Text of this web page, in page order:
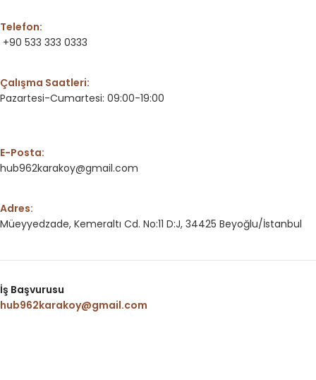
Telefon:
+90 533 333 0333
Çalışma Saatleri:
Pazartesi-Cumartesi: 09:00-19:00
E-Posta:
hub962karakoy@gmail.com
Adres:
Müeyyedzade, Kemeraltı Cd. No:11 D:J, 34425 Beyoğlu/İstanbul
İş Başvurusu
hub962karakoy@gmail.com